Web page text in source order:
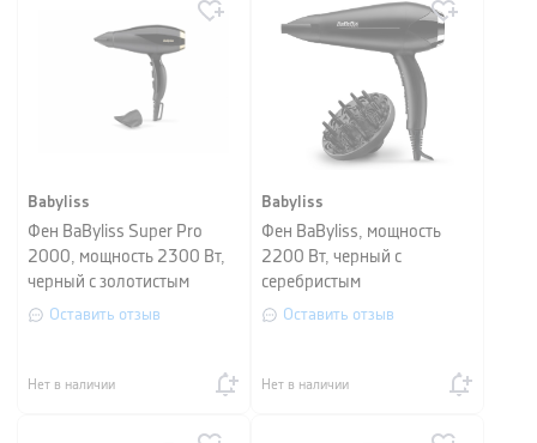
Babyliss
Фен BaByliss Super Pro
2000, мощность 2300 Вт,
черный с золотистым
Оставить отзыв
Нет в наличии
Babyliss
Фен BaByliss, мощность
2200 Вт, черный с
серебристым
Оставить отзыв
Нет в наличии